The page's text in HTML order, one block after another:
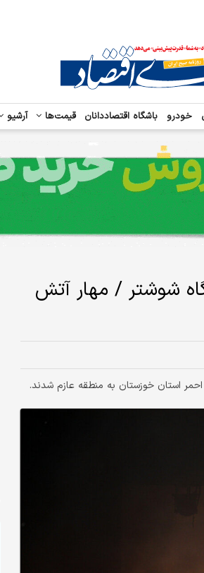
خودرو باشگاه اقتصاددانان قیمت‌ها آرشیو
شوشتر / مهار آتش